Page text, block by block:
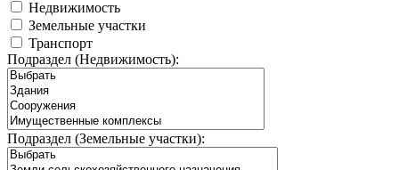
Недвижимость
Земельные участки
Транспорт
Подраздел (Недвижимость):
Подраздел (Земельные участки):